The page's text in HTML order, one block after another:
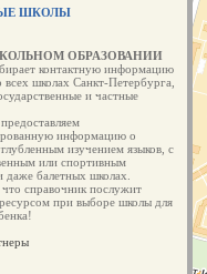
ШКОЛЫ
ОБРАЗОВАНИИ
контактную информацию
всех школах Санкт-Петербурга,
и частные
информацию о
изучением языков, с
или спортивным
даже балетных школах.
справочник послужит
при выборе школы для